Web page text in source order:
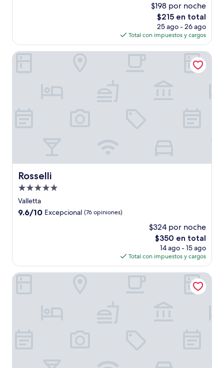
$198 por noche
El
precio
actual
es
de
$215 en total
25 ago - 26 ago
Total con impuestos y cargos
Rosselli
Rosselli
Propiedad
de
5.0
Valletta
9.6
9.6/10 Excepcional (76 opiniones)
$324 por noche
El
precio
actual
es
de
$350 en total
14 ago - 15 ago
Total con impuestos y cargos
Rosselli
Waterfront